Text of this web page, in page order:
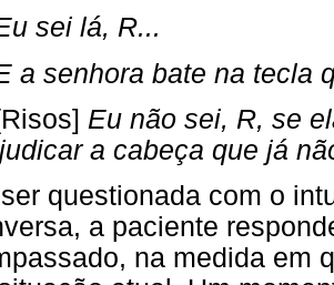
sei lá, R...
a senhora bate na tecla
Eu não sei, R, se
a cabeça que já
questionada com o
a paciente
na medida em